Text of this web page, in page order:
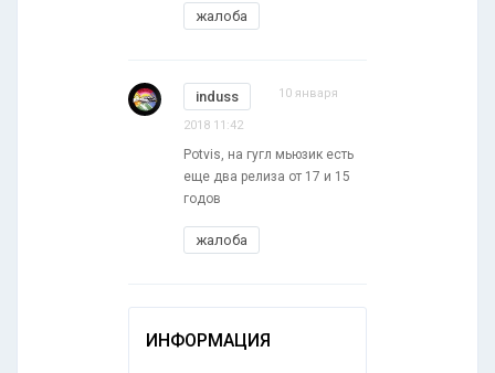
жалоба
induss 10 января
2018 11:42
Potvis, на гугл мьюзик есть
еще два релиза от 17 и 15
годов
жалоба
ИНФОРМАЦИЯ